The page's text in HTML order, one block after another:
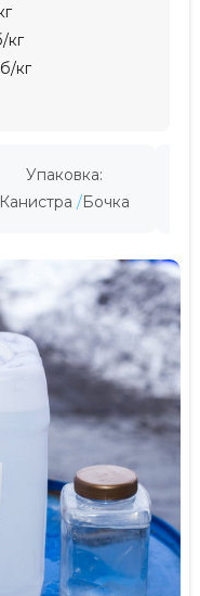
Упаковка:
Канистра
Бочка
кг
кг